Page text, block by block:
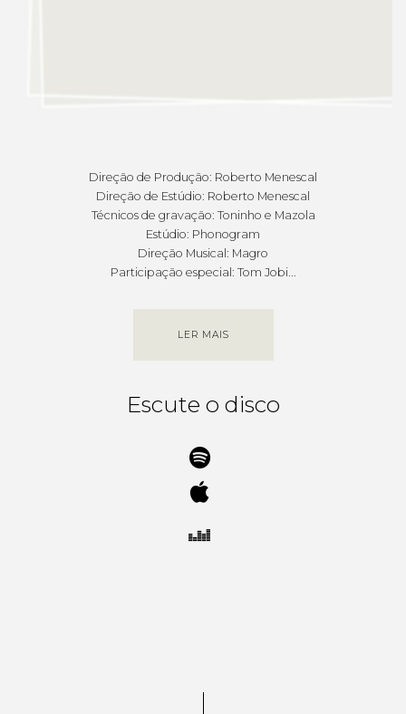
Direção de Produção: Roberto Menescal
Direção de Estúdio: Roberto Menescal
Técnicos de gravação: Toninho e Mazola
Estúdio: Phonogram
Direção Musical: Magro
Participação especial: Tom Jobi...
LER MAIS
Escute o disco